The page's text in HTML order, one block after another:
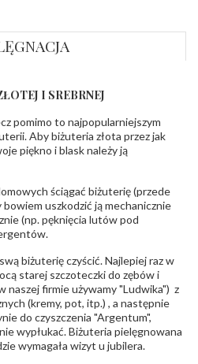
Sp. z o.o. ul. Północna 22 45-805
Tel. +48 77 54 90 100;
biuro@stelmach.pl
dla dzieci w wieku poniżej 3 lat
zawierają nikiel
I SREBRNEJ
pomimo to najpopularniejszym
Aby biżuteria złota przez jak
piękno i blask należy ją
ściągać biżuterię (przede
uszkodzić ją mechanicznie
(np. pęknięcia lutów pod
biżuterię czyścić. Najlepiej raz w
starej szczoteczki do zębów i
naszej firmie używamy "Ludwika") z
(kremy, pot, itp.) , a następnie
do czyszczenia "Argentum",
wypłukać. Biżuteria pielęgnowana
wymagała wizyt u jubilera.